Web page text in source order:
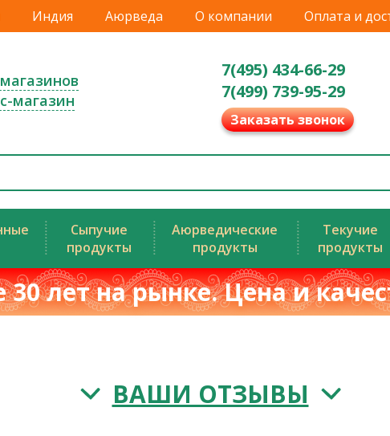
Индия Аюрведа О компании Оплата и
магазин
7(495) 434-66-29
7(499) 739-95-29
Заказать звонок
Сыпучие
продукты
Аюрведические
продукты
Текучие
продукты
30 лет на рынке. Цена и
ВАШИ ОТЗЫВЫ